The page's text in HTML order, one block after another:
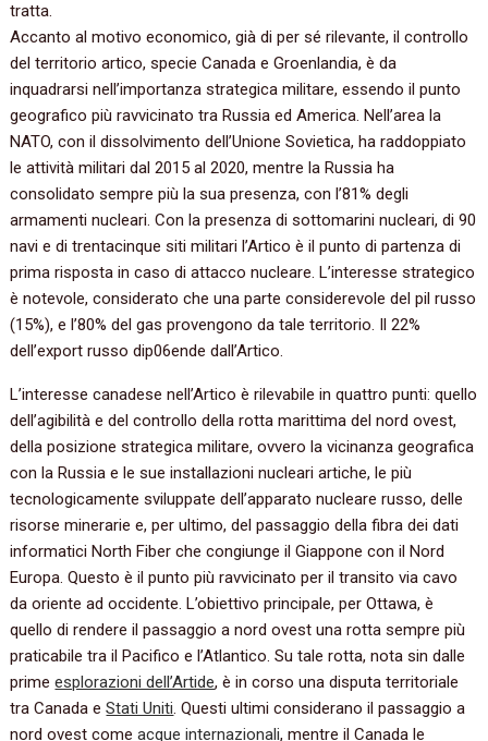
tratta.
Accanto al motivo economico, già di per sé rilevante, il controllo
del territorio artico, specie Canada e Groenlandia, è da
inquadrarsi nell’importanza strategica militare, essendo il punto
geografico più ravvicinato tra Russia ed America. Nell’area la
NATO, con il dissolvimento dell’Unione Sovietica, ha raddoppiato
le attività militari dal 2015 al 2020, mentre la Russia ha
consolidato sempre più la sua presenza, con l’81% degli
armamenti nucleari. Con la presenza di sottomarini nucleari, di 90
navi e di trentacinque siti militari l’Artico è il punto di partenza di
prima risposta in caso di attacco nucleare. L’interesse strategico
è notevole, considerato che una parte considerevole del pil russo
(15%), e l’80% del gas provengono da tale territorio. Il 22%
dell’export russo dip06ende dall’Artico.
L’interesse canadese nell’Artico è rilevabile in quattro punti: quello
dell’agibilità e del controllo della rotta marittima del nord ovest,
della posizione strategica militare, ovvero la vicinanza geografica
con la Russia e le sue installazioni nucleari artiche, le più
tecnologicamente sviluppate dell’apparato nucleare russo, delle
risorse minerarie e, per ultimo, del passaggio della fibra dei dati
informatici North Fiber che congiunge il Giappone con il Nord
Europa. Questo è il punto più ravvicinato per il transito via cavo
da oriente ad occidente. L’obiettivo principale, per Ottawa, è
quello di rendere il passaggio a nord ovest una rotta sempre più
praticabile tra il Pacifico e l’Atlantico. Su tale rotta, nota sin dalle
primeesplorazioni dell’Artide, è in corso una disputa territoriale
tra Canada eStati Uniti. Questi ultimi considerano il passaggio a
nord ovest comeacque internazionali, mentre il Canada le